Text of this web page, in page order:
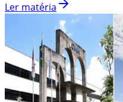
Ler matéria